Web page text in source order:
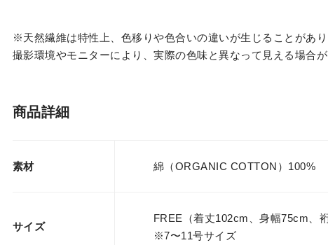
※天然繊維は特性上、色移りや色合いの違いが生じることがあ
撮影環境やモニターにより、実際の色味と異なって見える場合が
商品詳細
素材 綿（ORGANIC COTTON）100%
サイズ
FREE（着丈102cm、身幅75cm、
※7〜11号サイズ